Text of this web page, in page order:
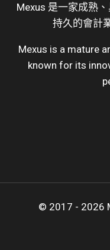
Mexus 是一家成熟
持久的會計
Mexus is a mature
known for its
© 2017 - 2026